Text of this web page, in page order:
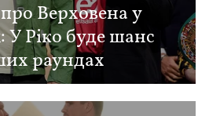
Верховена у
Ріко буде шанс
раундах